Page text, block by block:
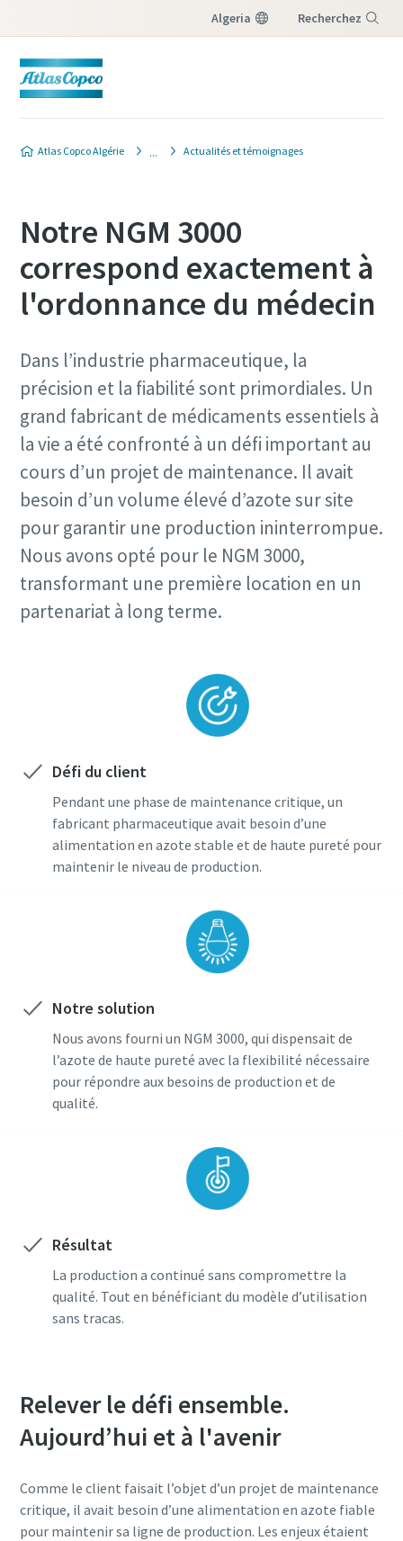
Algeria Recherchez
Atlas Copco Algérie Actualités et témoignages
Notre NGM 3000
correspond exactement à
l'ordonnance du médecin
Dans l’industrie pharmaceutique, la
précision et la fiabilité sont primordiales. Un
grand fabricant de médicaments essentiels à
la vie a été confronté à un défi important au
cours d’un projet de maintenance. Il avait
besoin d’un volume élevé d’azote sur site
pour garantir une production ininterrompue.
Nous avons opté pour le NGM 3000,
transformant une première location en un
partenariat à long terme.
Défi du client
Pendant une phase de maintenance critique, un
fabricant pharmaceutique avait besoin d’une
alimentation en azote stable et de haute pureté pour
maintenir le niveau de production.
Notre solution
Nous avons fourni un NGM 3000, qui dispensait de
l’azote de haute pureté avec la flexibilité nécessaire
pour répondre aux besoins de production et de
qualité.
Résultat
La production a continué sans compromettre la
qualité. Tout en bénéficiant du modèle d’utilisation
sans tracas.
Relever le défi ensemble.
Aujourd’hui et à l'avenir
Comme le client faisait l’objet d’un projet de maintenance
critique, il avait besoin d’une alimentation en azote fiable
pour maintenir sa ligne de production. Les enjeux étaient